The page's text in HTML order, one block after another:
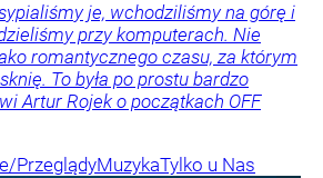
je, wchodziliśmy na górę i
przy komputerach. Nie
romantycznego czasu, za którym
To była po prostu bardzo
Artur Rojek o początkach OFF
PrzeglądyMuzykaTylko u Nas